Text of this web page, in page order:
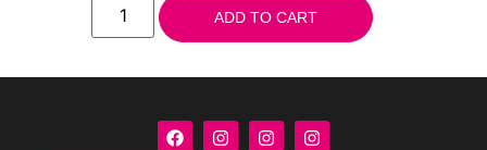
ADD TO CART